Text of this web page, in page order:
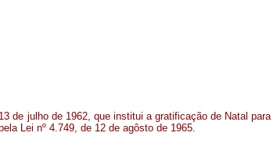
de julho de 1962, que institui a gratificação de Natal para
Lei nº 4.749, de 12 de agôsto de 1965.